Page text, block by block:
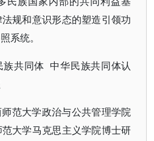
规和意识形态的塑造引领功
系统。
族共同体 中华民族共同体认
范大学政治与公共管理学院
大学马克思主义学院博士研